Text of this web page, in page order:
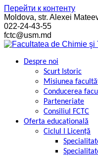
Перейти к контенту
Moldova, str. Alexei
022-24-43-55
fctc@usm.md
Despre noi
Scurt Istoric
Misiunea
Conducerea
Parteneriate
Consiliul FCTC
Oferta educațională
Ciclul I Licență